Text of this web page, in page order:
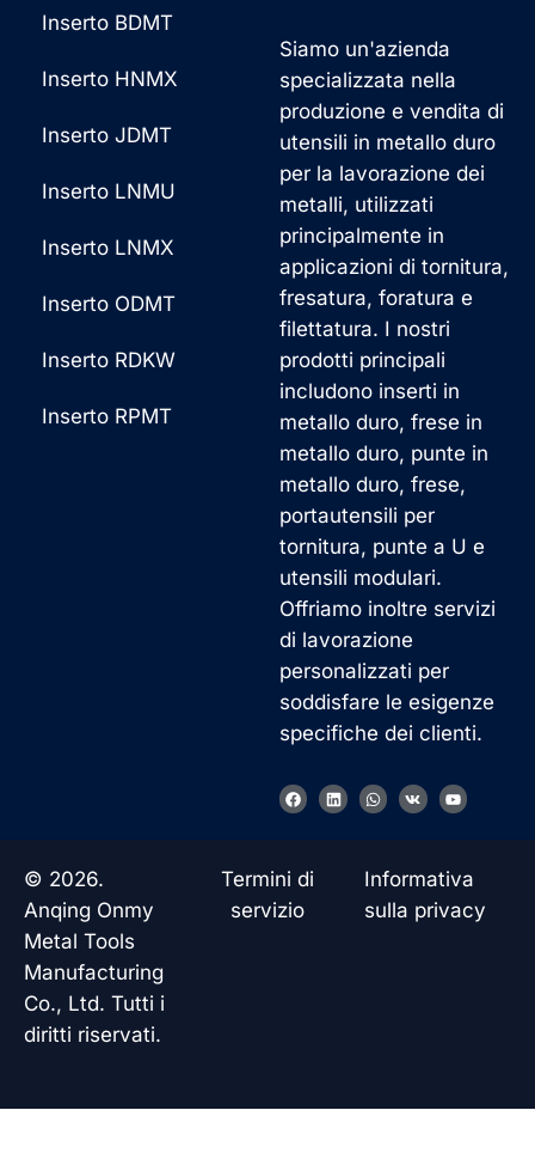
Siamo un'azienda
specializzata nella
produzione e vendita di
utensili in metallo duro
per la lavorazione dei
metalli, utilizzati
principalmente in
applicazioni di tornitura,
fresatura, foratura e
filettatura. I nostri
prodotti principali
includono inserti in
metallo duro, frese in
metallo duro, punte in
metallo duro, frese,
portautensili per
tornitura, punte a U e
utensili modulari.
Offriamo inoltre servizi
di lavorazione
personalizzati per
soddisfare le esigenze
specifiche dei clienti.
F
a
o
L
i
W
h
p
V
k
Y
o
e
Inserto BDMT
Inserto HNMX
Inserto JDMT
Inserto LNMU
Inserto LNMX
Inserto ODMT
Inserto RDKW
Inserto RPMT
© 2026.
Anqing Onmy
Metal Tools
Manufacturing
Co., Ltd. Tutti i
diritti riservati.
Termini di
servizio
Informativa
sulla privacy
French
Korean